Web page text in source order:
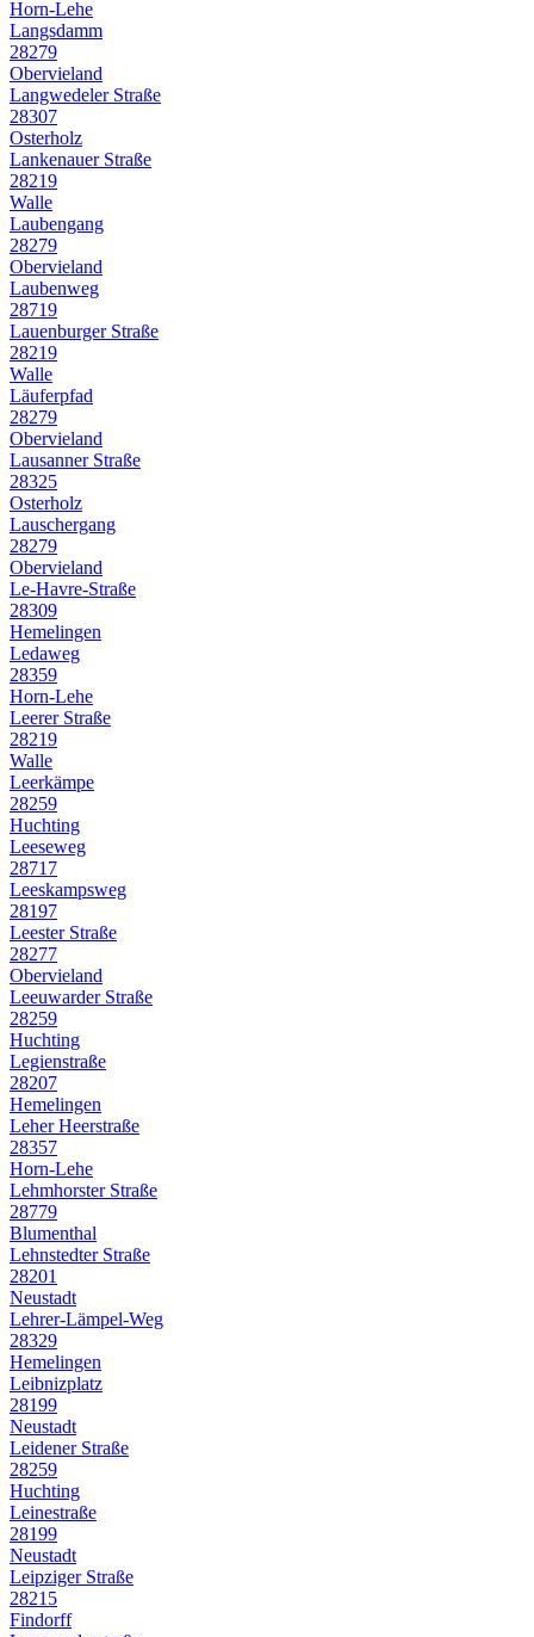
Horn-Lehe
Langsdamm
28279
Obervieland
Langwedeler Straße
28307
Osterholz
Lankenauer Straße
28219
Walle
Laubengang
28279
Obervieland
Laubenweg
28719
Lauenburger Straße
28219
Walle
Läuferpfad
28279
Obervieland
Lausanner Straße
28325
Osterholz
Lauschergang
28279
Obervieland
Le-Havre-Straße
28309
Hemelingen
Ledaweg
28359
Horn-Lehe
Leerer Straße
28219
Walle
Leerkämpe
28259
Huchting
Leeseweg
28717
Leeskampsweg
28197
Leester Straße
28277
Obervieland
Leeuwarder Straße
28259
Huchting
Legienstraße
28207
Hemelingen
Leher Heerstraße
28357
Horn-Lehe
Lehmhorster Straße
28779
Blumenthal
Lehnstedter Straße
28201
Neustadt
Lehrer-Lämpel-Weg
28329
Hemelingen
Leibnizplatz
28199
Neustadt
Leidener Straße
28259
Huchting
Leinestraße
28199
Neustadt
Leipziger Straße
28215
Findorff